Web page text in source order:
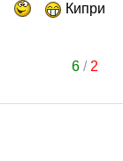
Кипри
6/ 2